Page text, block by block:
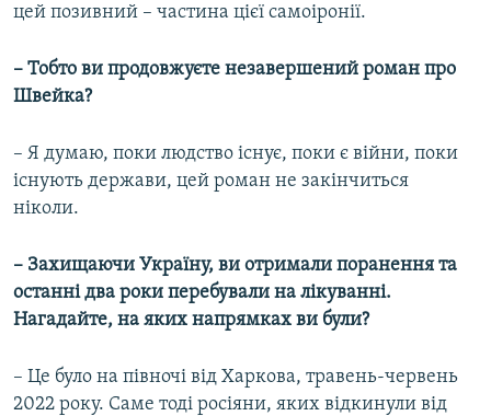
цей позивний – частина цієї самоіронії.
– Тобто ви продовжуєте незавершений роман про
Швейка?
– Я думаю, поки людство існує, поки є війни, поки
існують держави, цей роман не закінчиться
ніколи.
– Захищаючи Україну, ви отримали поранення та
останні два роки перебували на лікуванні.
Нагадайте, на яких напрямках ви були?
– Це було на півночі від Харкова, травень-червень
2022 року. Саме тоді росіяни, яких відкинули від